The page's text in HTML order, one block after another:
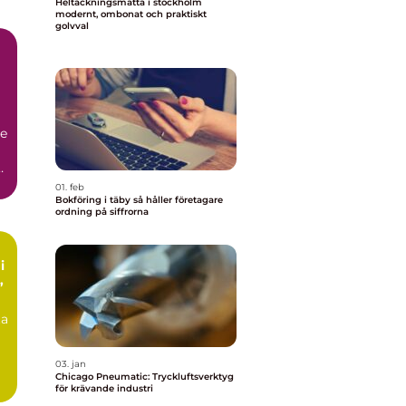
modernt, ombonat och praktiskt
golvval
01. feb
Bokföring i täby så håller företagare
ordning på siffrorna
03. jan
Chicago Pneumatic: Tryckluftsverktyg
för krävande industri